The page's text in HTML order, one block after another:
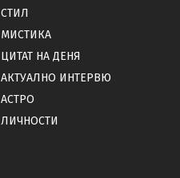
СТИЛ
МИСТИКА
ЦИТАТ НА ДЕНЯ
АКТУАЛНО ИНТЕРВЮ
АСТРО
ЛИЧНОСТИ